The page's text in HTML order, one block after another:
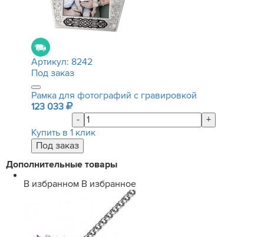
Артикул: 8242
Под заказ
Рамка для фотографий с гравировкой
123 033
-
+
Купить в 1 клик
Дополнительные товары
В избранном В избранное